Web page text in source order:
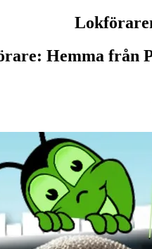
Hemma från